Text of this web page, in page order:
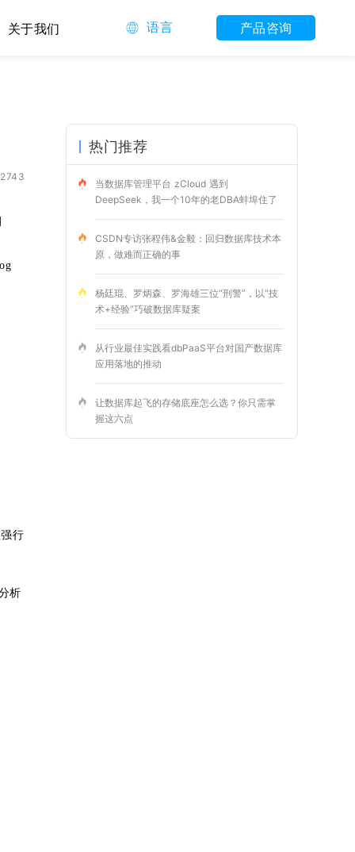
关于我们 语言 产品咨询
2743
行
析
热门推荐
当数据库管理平台 zCloud 遇到
DeepSeek，我一个10年的老DBA蚌埠住了
CSDN专访张程伟&金毅：回归数据库技术本
原，做难而正确的事
杨廷琨、罗炳森、罗海雄三位“刑警”，以“技
术+经验”巧破数据库疑案
从行业最佳实践看dbPaaS平台对国产数据库
应用落地的推动
让数据库起飞的存储底座怎么选？你只需掌
握这六点